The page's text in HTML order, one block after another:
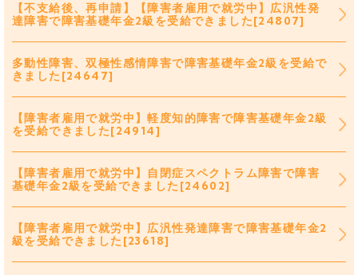
【不支給後、再申請】【障害者雇用で就労中】広汎性発
達障害で障害基礎年金2級を受給できました[24807]
多動性障害、双極性感情障害で障害基礎年金2級を受給で
きました[24647]
【障害者雇用で就労中】軽度知的障害で障害基礎年金2級
を受給できました[24914]
【障害者雇用で就労中】自閉症スペクトラム障害で障害
基礎年金2級を受給できました[24602]
【障害者雇用で就労中】広汎性発達障害で障害基礎年金2
級を受給できました[23618]